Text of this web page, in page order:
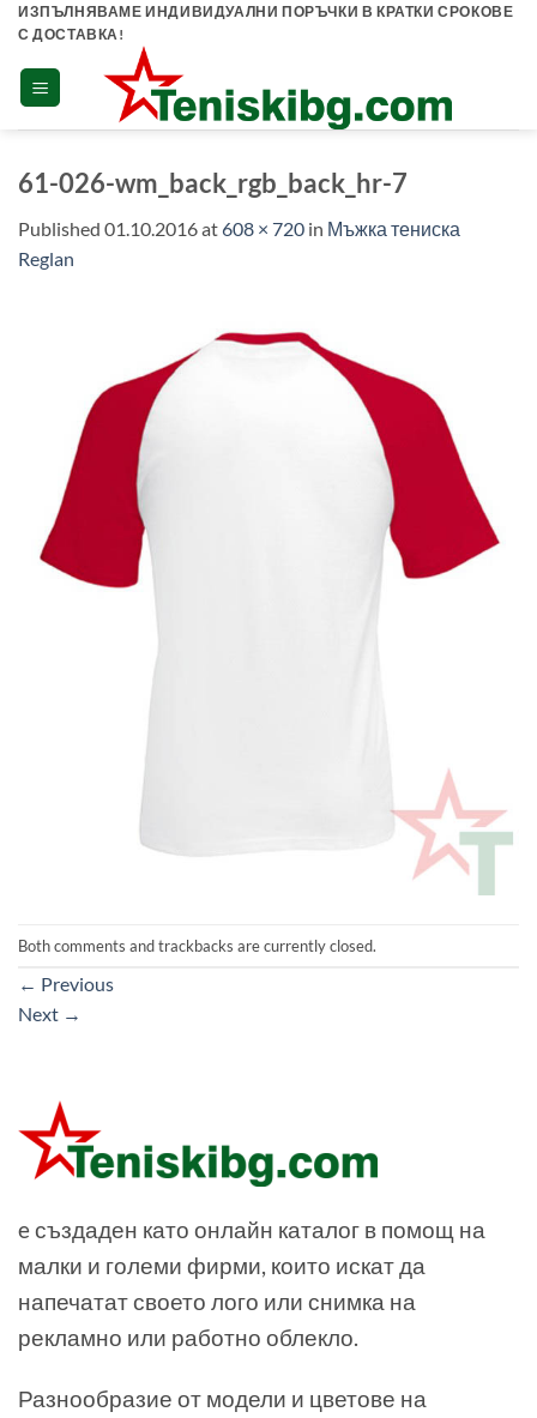
Skip
content
ИЗПЪЛНЯВАМЕ ИНДИВИДУАЛНИ ПОРЪЧКИ В КРАТКИ СРОКОВЕ
С ДОСТАВКА!
61-026-wm_back_rgb_back_hr-7
Published 01.10.2016at608 × 720 in Мъжка тениска
Reglan
Both comments and trackbacks are currently closed.
← Previous
Next →
e създаден като онлайн каталог в помощ на
малки и големи фирми, които искат да
напечатат своето лого или снимка на
рекламно или работно облекло.
Разнообразие от модели и цветове на